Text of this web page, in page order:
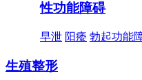
性功能障碍
早泄 阳痿 勃起功能
生殖整形